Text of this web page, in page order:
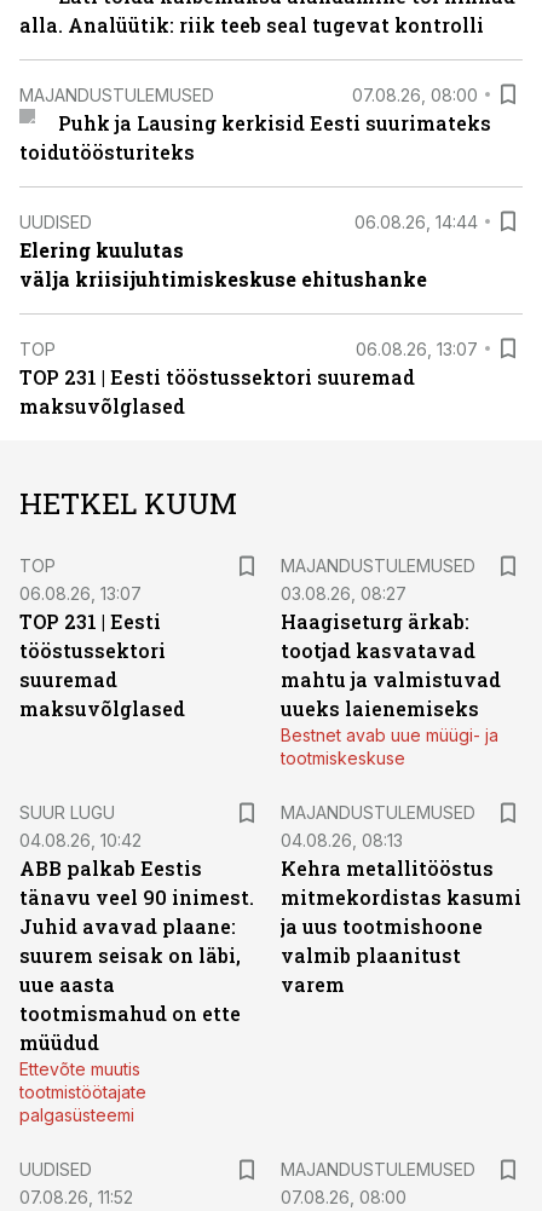
alla. Analüütik: riik teeb seal tugevat kontrolli
MAJANDUSTULEMUSED 07.08.26, 08:00
Puhk ja Lausing kerkisid Eesti suurimateks
toidutöösturiteks
UUDISED 06.08.26, 14:44
Elering kuulutas
välja kriisijuhtimiskeskuse ehitushanke
TOP 06.08.26, 13:07
TOP 231 | Eesti tööstussektori suuremad
maksuvõlglased
HETKEL KUUM
TOP
06.08.26, 13:07
TOP 231 | Eesti
tööstussektori
suuremad
maksuvõlglased
MAJANDUSTULEMUSED
03.08.26, 08:27
Haagiseturg ärkab:
tootjad kasvatavad
mahtu ja valmistuvad
uueks laienemiseks
Bestnet avab uue müügi- ja
tootmiskeskuse
SUUR LUGU
04.08.26, 10:42
ABB palkab Eestis
tänavu veel 90 inimest.
Juhid avavad plaane:
suurem seisak on läbi,
uue aasta
tootmismahud on ette
müüdud
Ettevõte muutis
tootmistöötajate
palgasüsteemi
MAJANDUSTULEMUSED
04.08.26, 08:13
Kehra metallitööstus
mitmekordistas kasumi
ja uus tootmishoone
valmib plaanitust
varem
UUDISED
07.08.26, 11:52
MAJANDUSTULEMUSED
07.08.26, 08:00